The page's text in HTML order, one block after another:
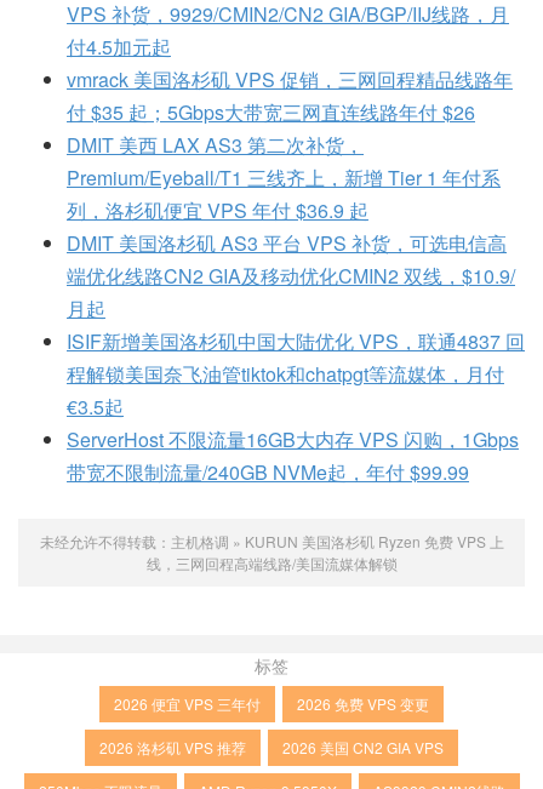
VPS 补货，9929/CMIN2/CN2 GIA/BGP/IIJ线路，月
付4.5加元起
vmrack 美国洛杉矶 VPS 促销，三网回程精品线路年
付 $35 起；5Gbps大带宽三网直连线路年付 $26
DMIT 美西 LAX AS3 第二次补货，
Premium/Eyeball/T1 三线齐上，新增 Tier 1 年付系
列，洛杉矶便宜 VPS 年付 $36.9 起
DMIT 美国洛杉矶 AS3 平台 VPS 补货，可选电信高
端优化线路CN2 GIA及移动优化CMIN2 双线，$10.9/
月起
ISIF新增美国洛杉矶中国大陆优化 VPS，联通4837 回
程解锁美国奈飞油管tiktok和chatpgt等流媒体，月付
€3.5起
ServerHost 不限流量16GB大内存 VPS 闪购，1Gbps
带宽不限制流量/240GB NVMe起，年付 $99.99
未经允许不得转载： 主机格调 » KURUN 美国洛杉矶 Ryzen 免费 VPS 上
线，三网回程高端线路/美国流媒体解锁
标签
2026 便宜 VPS 三年付 2026 免费 VPS 变更
2026 洛杉矶 VPS 推荐 2026 美国 CN2 GIA VPS